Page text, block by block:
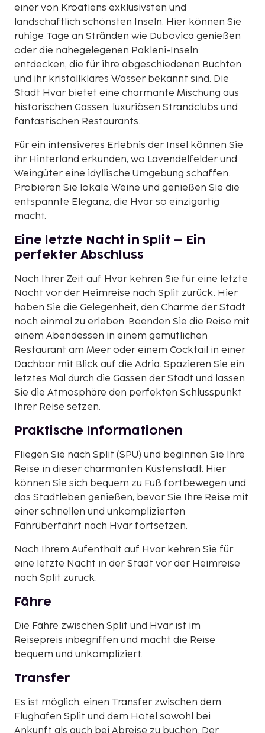
einer von Kroatiens exklusivsten und
landschaftlich schönsten Inseln. Hier können Sie
ruhige Tage an Stränden wie Dubovica genießen
oder die nahegelegenen Pakleni-Inseln
entdecken, die für ihre abgeschiedenen Buchten
und ihr kristallklares Wasser bekannt sind. Die
Stadt Hvar bietet eine charmante Mischung aus
historischen Gassen, luxuriösen Strandclubs und
fantastischen Restaurants.
Für ein intensiveres Erlebnis der Insel können Sie
ihr Hinterland erkunden, wo Lavendelfelder und
Weingüter eine idyllische Umgebung schaffen.
Probieren Sie lokale Weine und genießen Sie die
entspannte Eleganz, die Hvar so einzigartig
macht.
Eine letzte Nacht in Split – Ein
perfekter Abschluss
Nach Ihrer Zeit auf Hvar kehren Sie für eine letzte
Nacht vor der Heimreise nach Split zurück. Hier
haben Sie die Gelegenheit, den Charme der Stadt
noch einmal zu erleben. Beenden Sie die Reise mit
einem Abendessen in einem gemütlichen
Restaurant am Meer oder einem Cocktail in einer
Dachbar mit Blick auf die Adria. Spazieren Sie ein
letztes Mal durch die Gassen der Stadt und lassen
Sie die Atmosphäre den perfekten Schlusspunkt
Ihrer Reise setzen.
Praktische Informationen
Fliegen Sie nach Split (SPU) und beginnen Sie Ihre
Reise in dieser charmanten Küstenstadt. Hier
können Sie sich bequem zu Fuß fortbewegen und
das Stadtleben genießen, bevor Sie Ihre Reise mit
einer schnellen und unkomplizierten
Fährüberfahrt nach Hvar fortsetzen.
Nach Ihrem Aufenthalt auf Hvar kehren Sie für
eine letzte Nacht in der Stadt vor der Heimreise
nach Split zurück.
Fähre
Die Fähre zwischen Split und Hvar ist im
Reisepreis inbegriffen und macht die Reise
bequem und unkompliziert.
Transfer
Es ist möglich, einen Transfer zwischen dem
Flughafen Split und dem Hotel sowohl bei